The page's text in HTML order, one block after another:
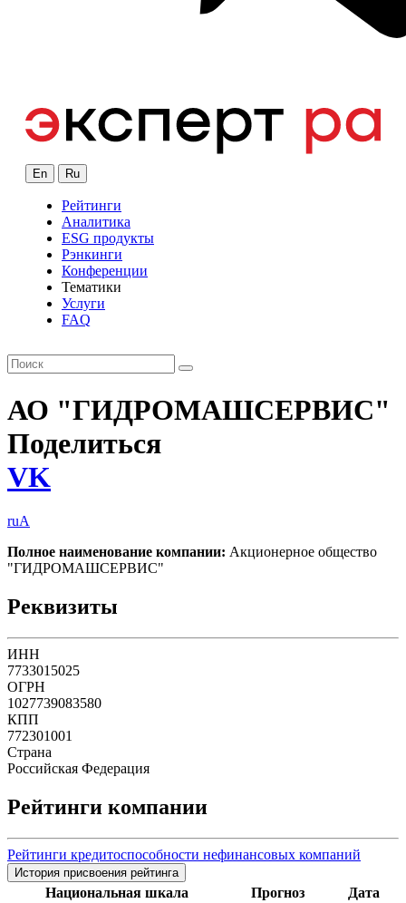
En Ru
Рейтинги
Аналитика
ESG продукты
Рэнкинги
Конференции
Тематики
Услуги
FAQ
АО "ГИДРОМАШСЕРВИС"
Поделиться
VK
ruA
Полное наименование компании: Акционерное общество
"ГИДРОМАШСЕРВИС"
Реквизиты
ИНН
7733015025
ОГРН
1027739083580
КПП
772301001
Страна
Российская Федерация
Рейтинги компании
Рейтинги кредитоспособности нефинансовых компаний
История присвоения рейтинга
Национальная шкала Прогноз
Дата